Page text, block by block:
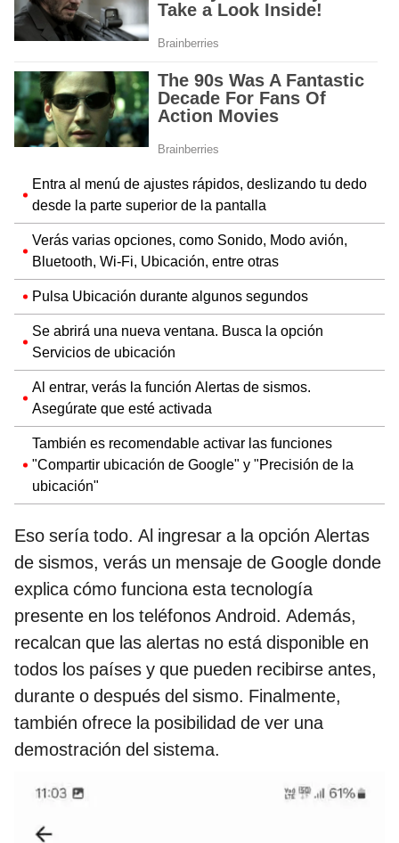
Entra al menú de ajustes rápidos, deslizando tu dedo
desde la parte superior de la pantalla
Verás varias opciones, como Sonido, Modo avión,
Bluetooth, Wi-Fi, Ubicación, entre otras
Pulsa Ubicación durante algunos segundos
Se abrirá una nueva ventana. Busca la opción
Servicios de ubicación
Al entrar, verás la función Alertas de sismos.
Asegúrate que esté activada
También es recomendable activar las funciones
"Compartir ubicación de Google" y "Precisión de la
ubicación"
Eso sería todo. Al ingresar a la opción Alertas
de sismos, verás un mensaje de Google donde
explica cómo funciona esta tecnología
presente en los teléfonos Android. Además,
recalcan que las alertas no está disponible en
todos los países y que pueden recibirse antes,
durante o después del sismo. Finalmente,
también ofrece la posibilidad de ver una
demostración del sistema.